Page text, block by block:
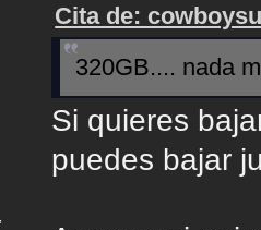
Cita de:
320GB.... nada
Si quieres
puedes bajar